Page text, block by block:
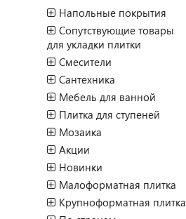
Напольные покрытия
Сопутствующие товары
для укладки плитки
Смесители
Сантехника
Мебель для ванной
Плитка для ступеней
Мозаика
Акции
Новинки
Малоформатная плитка
Крупноформатная плитка